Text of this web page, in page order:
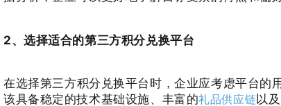
2、选择适合的第三方积分兑换平台
在选择第三方积分兑换平台时，企业应考虑平台的
该具备稳定的技术基础设施、丰富的礼品供应链以